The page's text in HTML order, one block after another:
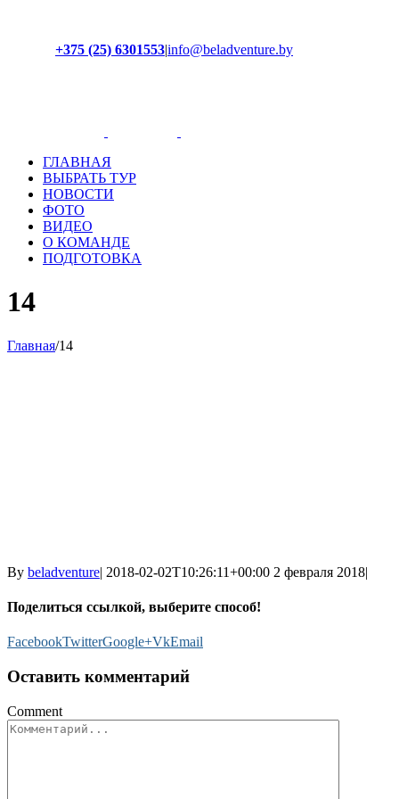
+375 (25) 6301553|info@beladventure.by
ГЛАВНАЯ
ВЫБРАТЬ ТУР
НОВОСТИ
ФОТО
ВИДЕО
О КОМАНДЕ
ПОДГОТОВКА
14
Главная/14
By beladventure| 2018-02-02T10:26:11+00:00 2 февраля 2018|
Поделиться ссылкой, выберите способ!
FacebookTwitterGoogle+VkEmail
Оставить комментарий
Comment